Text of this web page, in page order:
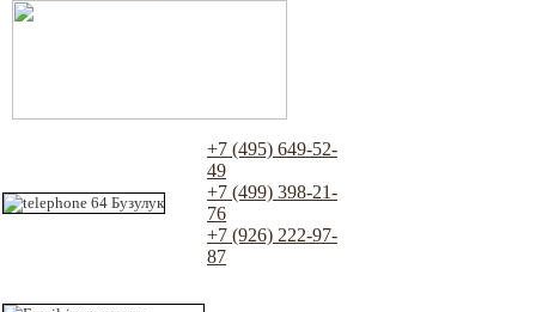
+7 (495) 649-52-
49
+7 (499) 398-21-
76
+7 (926) 222-97-
87